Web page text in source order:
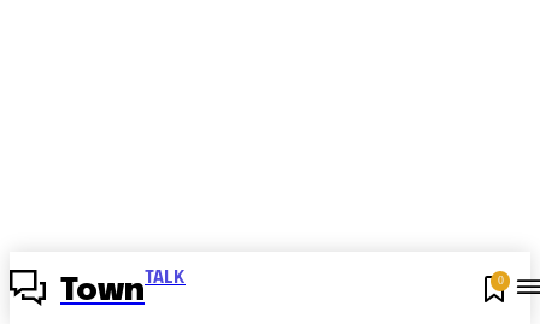
Town TALK 0